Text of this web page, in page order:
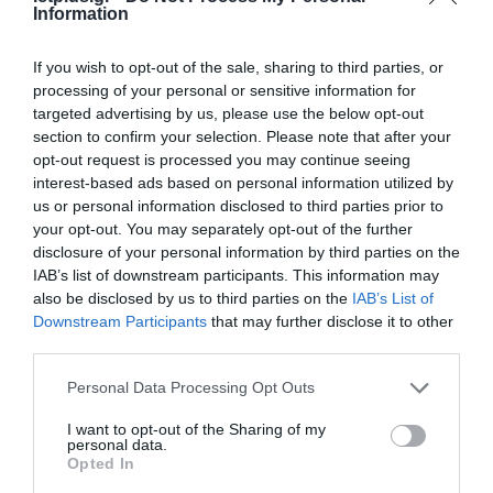
Information
If you wish to opt-out of the sale, sharing to third parties, or
processing of your personal or sensitive information for
targeted advertising by us, please use the below opt-out
section to confirm your selection. Please note that after your
opt-out request is processed you may continue seeing
interest-based ads based on personal information utilized by
us or personal information disclosed to third parties prior to
your opt-out. You may separately opt-out of the further
disclosure of your personal information by third parties on the
IAB’s list of downstream participants. This information may
also be disclosed by us to third parties on the IAB’s List of
Downstream Participants that may further disclose it to other
Please note that this website/app uses one or more Google
not limited to your visit or usage behaviour. You may click to
grant or deny consent to Google and its third-party tags to
use your data for below specified purposes in below Google
Personal Data Processing Opt Outs
I want to opt-out of the Sharing of my
personal data.
Opted In
για τη χρηματοδότηση
επιχειρήσεων στον
χώρο της άμυνας
31.07.2026
Η πιο ταξιδιάρικη
βαλίτσα του φετινού
καλοκαιριού έχει την
υπογραφή της Xiaomi
31.07.2026
ΟΛΗ Η ΡΟΗ ΕΙΔΗΣΕΩΝ